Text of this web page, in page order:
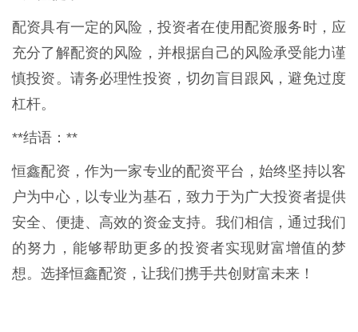
配资具有一定的风险，投资者在使用配资服务时，应
充分了解配资的风险，并根据自己的风险承受能力谨
慎投资。请务必理性投资，切勿盲目跟风，避免过度
杠杆。
**结语：**
恒鑫配资，作为一家专业的配资平台，始终坚持以客
户为中心，以专业为基石，致力于为广大投资者提供
安全、便捷、高效的资金支持。我们相信，通过我们
的努力，能够帮助更多的投资者实现财富增值的梦
想。选择恒鑫配资，让我们携手共创财富未来！